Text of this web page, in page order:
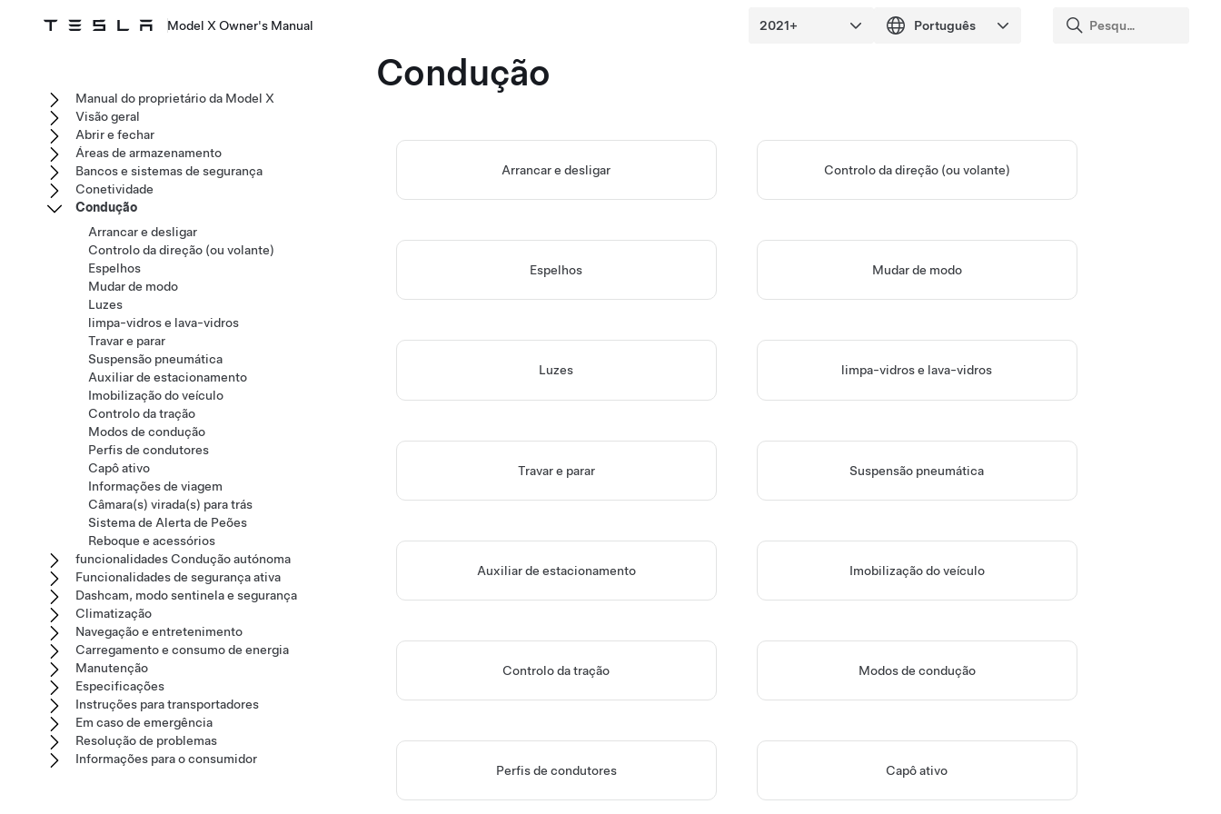
Model X Owner's Manual
Condução
Arrancar e desligar Controlo da direção (ou volante)
Espelhos Mudar de modo
Luzes limpa-vidros e lava-vidros
Travar e parar Suspensão pneumática
Auxiliar de estacionamento Imobilização do veículo
Controlo da tração Modos de condução
Perfis de condutores Capô ativo
Manual do proprietário da Model X
Visão geral
Abrir e fechar
Áreas de armazenamento
Bancos e sistemas de segurança
Conetividade
Condução
Arrancar e desligar
Controlo da direção (ou volante)
Espelhos
Mudar de modo
Luzes
limpa-vidros e lava-vidros
Travar e parar
Suspensão pneumática
Auxiliar de estacionamento
Imobilização do veículo
Controlo da tração
Modos de condução
Perfis de condutores
Capô ativo
Informações de viagem
Câmara(s) virada(s) para trás
Sistema de Alerta de Peões
Reboque e acessórios
funcionalidades Condução autónoma
Funcionalidades de segurança ativa
Dashcam, modo sentinela e segurança
Climatização
Navegação e entretenimento
Carregamento e consumo de energia
Manutenção
Especificações
Instruções para transportadores
Em caso de emergência
Resolução de problemas
Informações para o consumidor